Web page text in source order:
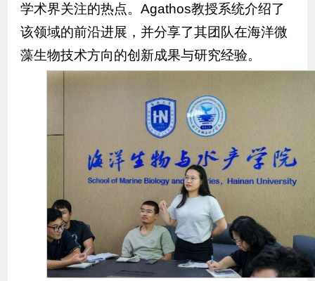
学术界关注的热点。Agathos教授系统介绍了
该领域的前沿进展，并分享了其团队在海洋微
藻生物技术方向的创新成果与研究经验。